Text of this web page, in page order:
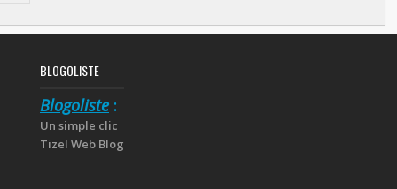
BLOGOLISTE
Blogoliste :
Un simple clic
Tizel Web Blog